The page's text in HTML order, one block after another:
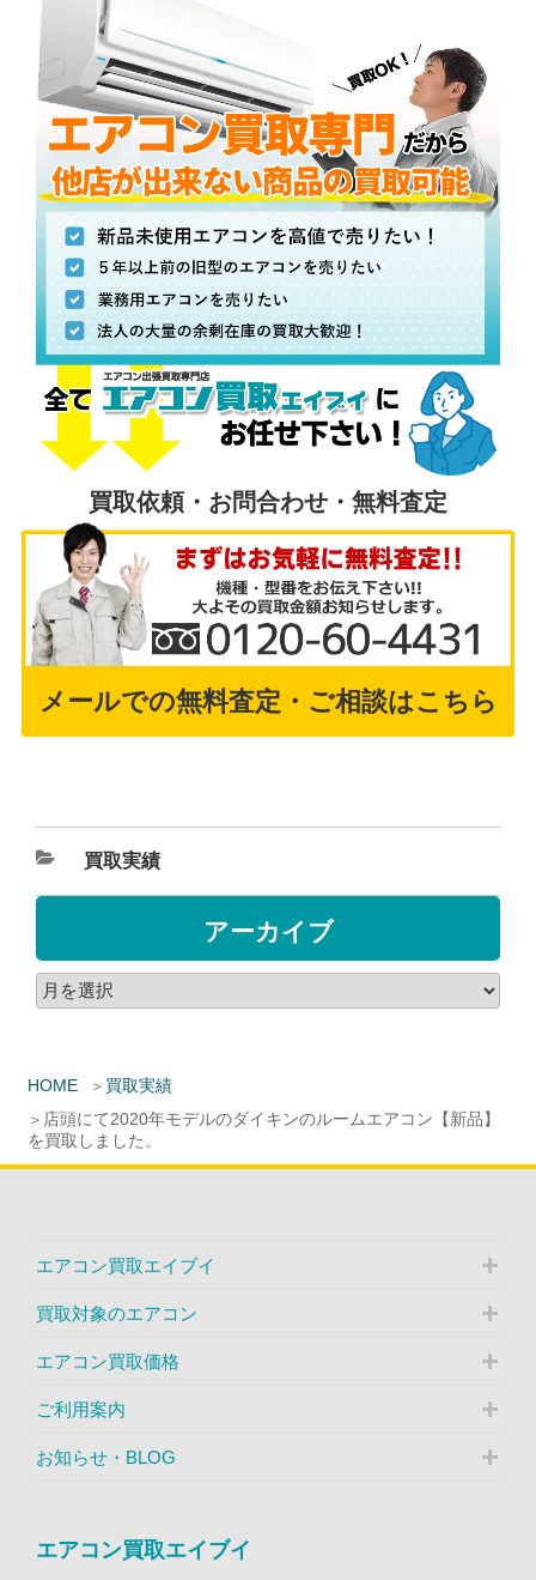
HOME
買取実績
店頭にて2020年モデルのダイキンのルームエアコン【新品】
を買取しました。
買取依頼・お問合わせ・無料査定
メールでの無料査定・ご相談はこちら
買取実績
アーカイブ
エアコン買取エイブイ
買取対象のエアコン
エアコン買取価格
ご利用案内
お知らせ・BLOG
エアコン買取エイブイ